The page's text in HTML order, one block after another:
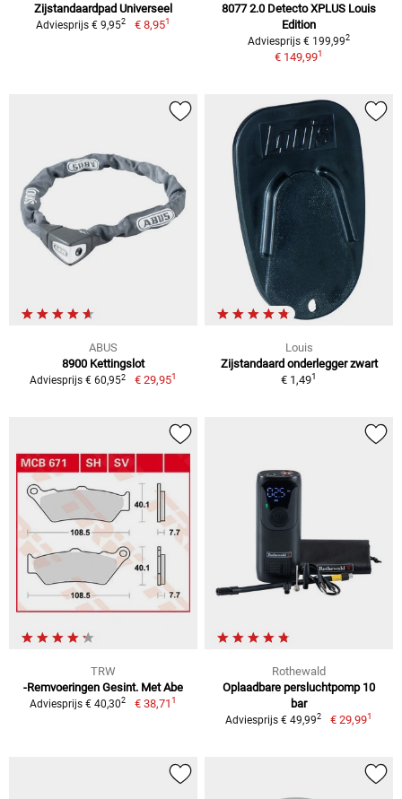
Zijstandaardpad Universeel
Adviesprijs € 9,952 € 8,951
8077 2.0 Detecto XPLUS Louis
Edition
Adviesprijs € 199,992
€ 149,991
ABUS
8900 Kettingslot
Adviesprijs € 60,952 € 29,951
Louis
Zijstandaard onderlegger zwart
€ 1,491
TRW
-Remvoeringen Gesint. Met Abe
Adviesprijs € 40,302 € 38,711
Rothewald
Oplaadbare persluchtpomp 10
bar
Adviesprijs € 49,992 € 29,991